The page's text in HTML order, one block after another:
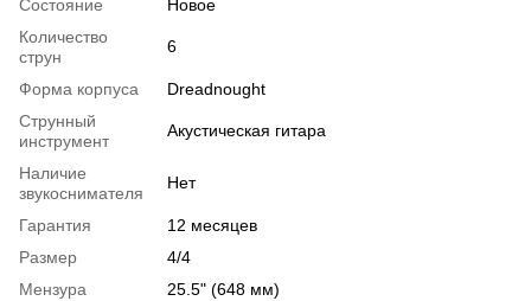
Состояние
Новое
Количество
струн
6
Форма корпуса
Dreadnought
Струнный
инструмент
Акустическая гитара
Наличие
звукоснимателя
Нет
Гарантия
12 месяцев
Размер
4/4
Мензура
25.5" (648 мм)